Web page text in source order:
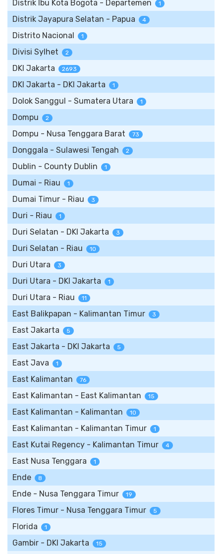
Distrik Ibu Kota Bogota - Departemen 1
Distrik Jayapura Selatan - Papua 4
Distrito Nacional 1
Divisi Sylhet 2
DKI Jakarta 2693
DKI Jakarta - DKI Jakarta 1
Dolok Sanggul - Sumatera Utara 1
Dompu 2
Dompu - Nusa Tenggara Barat 73
Donggala - Sulawesi Tengah 2
Dublin - County Dublin 1
Dumai - Riau 1
Dumai Timur - Riau 3
Duri - Riau 1
Duri Selatan - DKI Jakarta 3
Duri Selatan - Riau 10
Duri Utara 3
Duri Utara - DKI Jakarta 1
Duri Utara - Riau 11
East Balikpapan - Kalimantan Timur 3
East Jakarta 5
East Jakarta - DKI Jakarta 5
East Java 1
East Kalimantan 76
East Kalimantan - East Kalimantan 15
East Kalimantan - Kalimantan 10
East Kalimantan - Kalimantan Timur 1
East Kutai Regency - Kalimantan Timur 4
East Nusa Tenggara 1
Ende 8
Ende - Nusa Tenggara Timur 19
Flores Timur - Nusa Tenggara Timur 5
Florida 1
Gambir - DKI Jakarta 15